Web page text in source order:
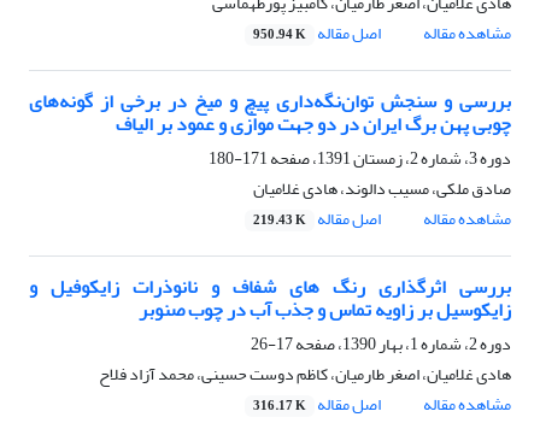
مشاهده مقاله
اصل مقاله 950.94 K
بررسی و سنجش توان‌نگه‌داری پیچ و میخ در برخی از گونه‌‌های
چوبی پهن برگ ایران در دو جهت موازی و عمود بر الیاف
دوره 3، شماره 2، زمستان 1391، صفحه
171-180
صادق ملکی، مسیب دالوند، هادی غلامیان
مشاهده مقاله
اصل مقاله 219.43 K
بررسی اثرگذاری رنگ های شفاف و نانوذرات زایکوفیل و
زایکوسیل بر زاویه تماس و جذب آب در چوب صنوبر
دوره 2، شماره 1، بهار 1390، صفحه
17-26
هادی غلامیان، اصغر طارمیان، کاظم دوست حسینی، محمد آزاد فلاح
مشاهده مقاله
اصل مقاله 316.17 K